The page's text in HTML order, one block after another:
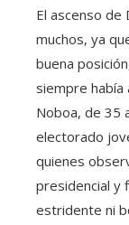
El ascenso de
muchos, ya
buena
siempre había
Noboa, de 35
electorado
quienes
presidencial y
estridente ni